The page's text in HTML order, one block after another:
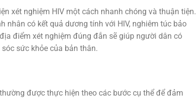
xét nghiệm HIV một cách nhanh chóng và thuận tiện.
nhân có kết quả dương tính với HIV, nghiêm túc bảo
điểm xét nghiệm đúng đắn sẽ giúp người dân có
sức khỏe của bản thân.
được thực hiện theo các bước cụ thể để đảm